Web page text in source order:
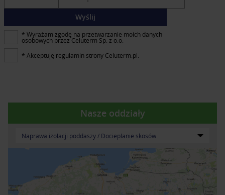
Wyślij
* Wyrażam zgodę na przetwarzanie moich danych
osobowych przez Celuterm Sp. z o.o.
* Akceptuję regulamin strony Celuterm.pl.
Nasze oddziały